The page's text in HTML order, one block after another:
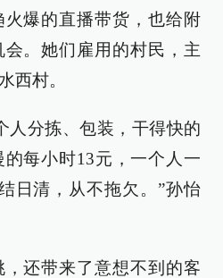
爆的直播带货，也给附
。她们雇用的村民，主
西村。
人分拣、包装，干得快的
每小时13元，一个人一
日清，从不拖欠。”孙怡
还带来了意想不到的客